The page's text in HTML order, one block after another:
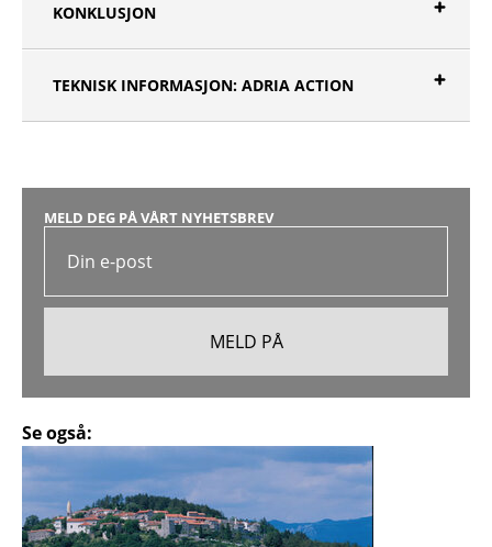
KONKLUSJON
TEKNISK INFORMASJON: ADRIA ACTION
MELD DEG PÅ VÅRT NYHETSBREV
Se også: